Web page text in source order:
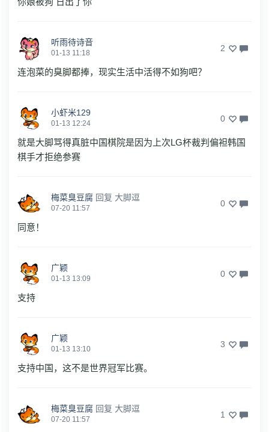
听雨待诗音
01-13 11:18 2
连泡菜的臭脚都捧，现实生活中活得不如狗吧？
小虾米129
01-13 12:24 0
就是大脚骂得真脏中国棋院是因为上次LG杯裁判偏袒韩国
棋手才拒绝参赛
梅菜臭豆腐 回复 大脚逗
07-20 11:57 0
同意！
广颖
01-13 13:09 0
支持
广颖
01-13 13:10 3
支持中国，这不是世界冠军比赛。
梅菜臭豆腐 回复 大脚逗
07-20 11:57 1